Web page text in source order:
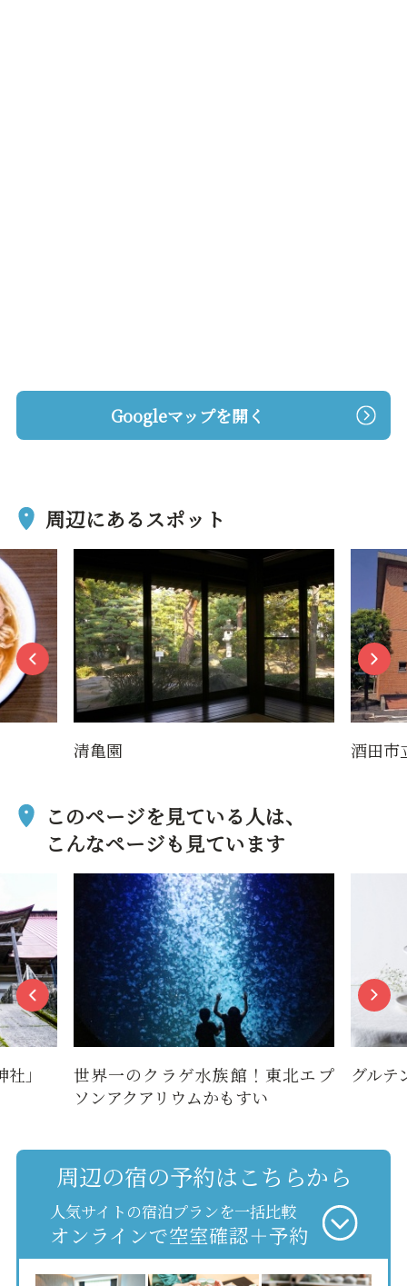
Googleマップを開く
周辺にあるスポット
清亀園 酒田市
このページを見ている人は、
こんなページも見ています
」
世界一のクラゲ水族館！東北エプ
ソンアクアリウムかもすい
グルテ
周辺の宿の予約はこちらから
人気サイトの宿泊プランを一括比較
オンラインで空室確認＋予約